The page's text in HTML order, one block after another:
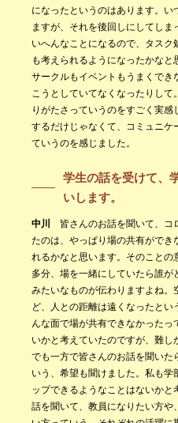
になったというのはあります。い
ますが、それを後回しにしてし
いへんなことになるので、タス
も考えられるようになったかなと
サークルもイベントもうまくで
こうとしていてなくなったりし
りがたさっていうのをすごく実
するだけじゃなくて、コミュニケ
ていうのを感じました。
学生の話を受けて、
いします。
中川 皆さんのお話を聞いて、コ
たのは、やっぱり場の共有ができ
れるかなと思います。そのことの
多分、場を一緒にしていたら誰
みたいなものが伝わりますよね。
ど、人との距離は遠くなったと
んな面で場が共有できなかった
いかと考えていたのですが、難し
でも一方で皆さんのお話を聞いた
いう、希望も聞けました。私も
ップできるようなことはないか
話を聞いて、教員になりたい方や